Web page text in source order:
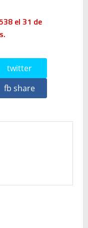
el 31 de
twitter
fb share